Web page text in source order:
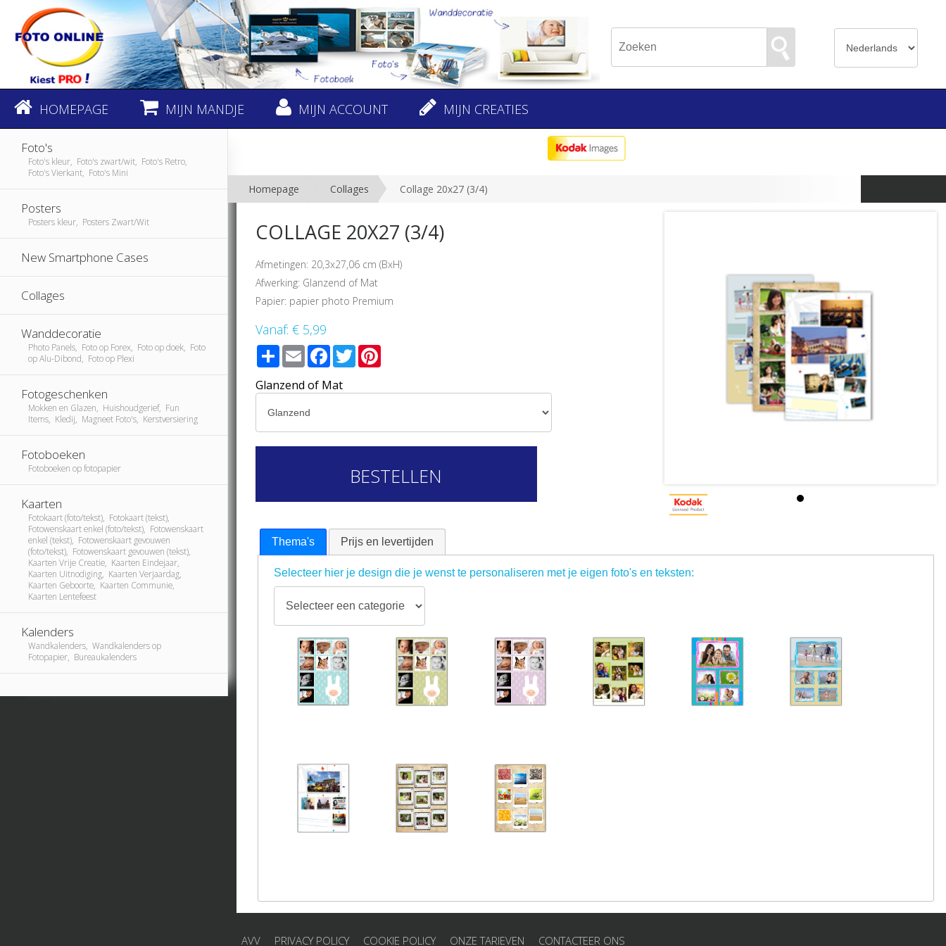
HOMEPAGE MIJN MANDJE MIJN ACCOUNT MIJN CREATIES
Foto's
Foto's kleur, Foto's zwart/wit, Foto's Retro,
Foto's Vierkant, Foto's Mini
Posters
Posters kleur, Posters Zwart/Wit
New Smartphone Cases
Collages
Wanddecoratie
Photo Panels, Foto op Forex, Foto op doek, Foto
op Alu-Dibond, Foto op Plexi
Fotogeschenken
Mokken en Glazen, Huishoudgerief, Fun
Items, Kledij, Magneet Foto's, Kerstversiering
Fotoboeken
Fotoboeken op fotopapier
Kaarten
Fotokaart (foto/tekst), Fotokaart (tekst),
Fotowenskaart enkel (foto/tekst), Fotowenskaart
enkel (tekst), Fotowenskaart gevouwen
(foto/tekst), Fotowenskaart gevouwen (tekst),
Kaarten Vrije Creatie, Kaarten Eindejaar,
Kaarten Uitnodiging, Kaarten Verjaardag,
Kaarten Geboorte, Kaarten Communie,
Kaarten Lentefeest
Kalenders
Wandkalenders, Wandkalenders op
Fotopapier, Bureaukalenders
Homepage Collages Collage 20x27 (3/4)
COLLAGE 20X27 (3/4)
Afmetingen: 20,3x27,06 cm (BxH)
Afwerking: Glanzend of Mat
Papier: papier photo Premium
Vanaf: € 5,99
ShareEmailFacebook
TwitterPinterest
Glanzend of Mat
BESTELLEN
Thema's Prijs en levertijden
Selecteer hier je design die je wenst te personaliseren met je eigen foto's en teksten:
AVV PRIVACY POLICY COOKIE POLICY ONZE TARIEVEN CONTACTEER ONS